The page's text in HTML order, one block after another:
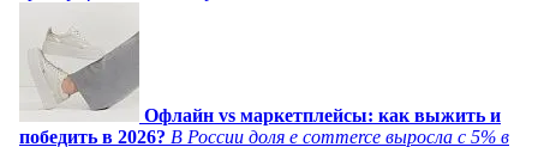
Офлайн vs маркетплейсы: как выжить и
победить в 2026? В России доля e commerce выросла с 5% в